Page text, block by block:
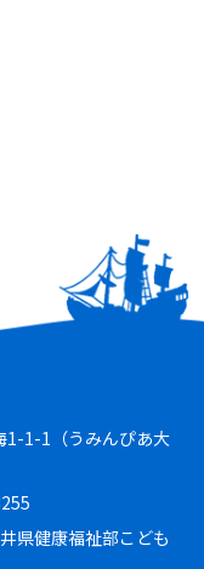
1-1（うみんぴあ大
県健康福祉部こども